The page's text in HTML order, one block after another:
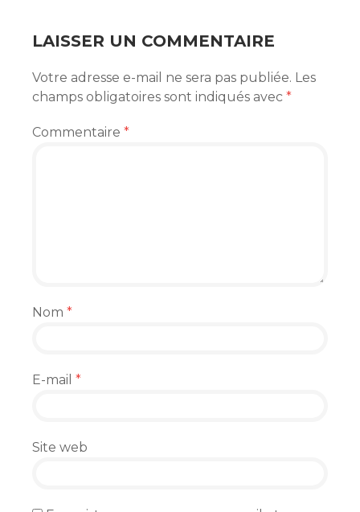
LAISSER UN COMMENTAIRE
Votre adresse e-mail ne sera pas publiée. Les
champs obligatoires sont indiqués avec *
Commentaire *
Nom *
E-mail *
Site web